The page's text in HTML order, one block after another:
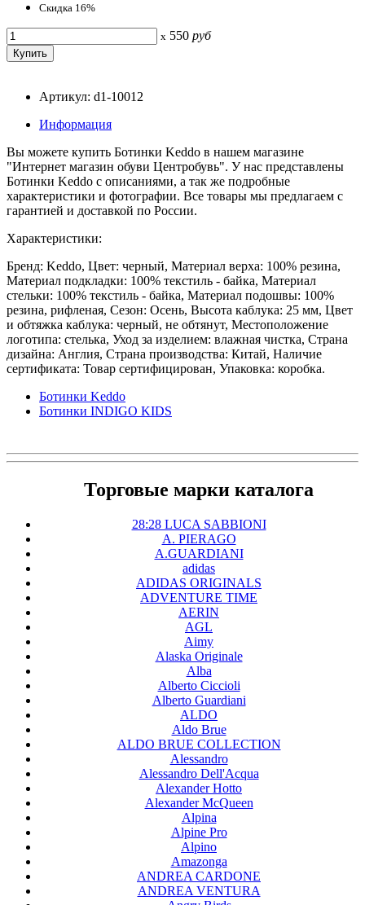
Скидка 16%
x 550 руб
Артикул: d1-10012
Информация
Вы можете купить Ботинки Keddo в нашем магазине
"Интернет магазин обуви Центробувь". У нас представлены
Ботинки Keddo с описаниями, а так же подробные
характеристики и фотографии. Все товары мы предлагаем с
гарантией и доставкой по России.
Характеристики:
Бренд: Keddo, Цвет: черный, Материал верха: 100% резина,
Материал подкладки: 100% текстиль - байка, Материал
стельки: 100% текстиль - байка, Материал подошвы: 100%
резина, рифленая, Сезон: Осень, Высота каблука: 25 мм, Цвет
и обтяжка каблука: черный, не обтянут, Местоположение
логотипа: стелька, Уход за изделием: влажная чистка, Страна
дизайна: Англия, Страна производства: Китай, Наличие
сертификата: Товар сертифицирован, Упаковка: коробка.
Ботинки Keddo
Ботинки INDIGO KIDS
Торговые марки каталога
28:28 LUCA SABBIONI
A. PIERAGO
A.GUARDIANI
adidas
ADIDAS ORIGINALS
ADVENTURE TIME
AERIN
AGL
Aimy
Alaska Originale
Alba
Alberto Ciccioli
Alberto Guardiani
ALDO
Aldo Brue
ALDO BRUE COLLECTION
Alessandro
Alessandro Dell'Acqua
Alexander Hotto
Alexander McQueen
Alpina
Alpine Pro
Alpino
Amazonga
ANDREA CARDONE
ANDREA VENTURA